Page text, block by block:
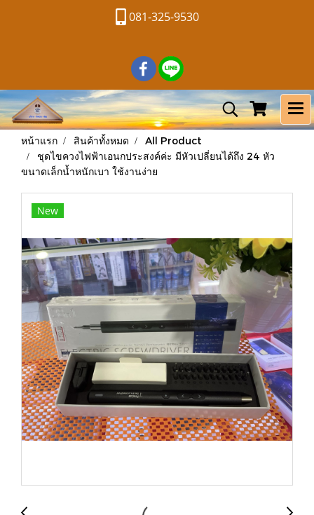
081-325-9530
หน้าแรก สินค้าทั้งหมด
All Product
ชุดไขควงไฟฟ้าเอนกประสงค์ค่ะ มีหัวเปลี่ยนได้ถึง 24 หัว
ขนาดเล็กน้ำหนักเบา ใช้งานง่าย
New